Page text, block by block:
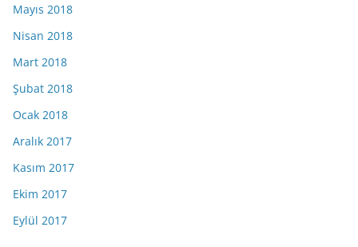
Mayıs 2018
Nisan 2018
Mart 2018
Şubat 2018
Ocak 2018
Aralık 2017
Kasım 2017
Ekim 2017
Eylül 2017